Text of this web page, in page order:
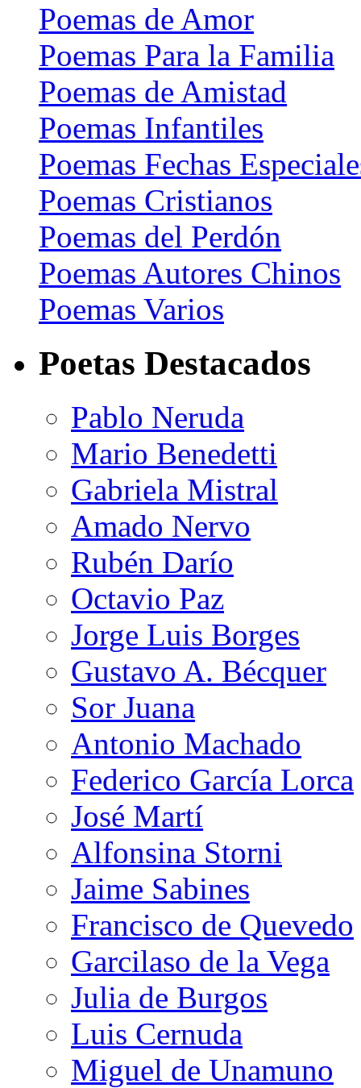
Poemas de Amor
Poemas Para la Familia
Poemas de Amistad
Poemas Infantiles
Poemas Fechas
Poemas Cristianos
Poemas del Perdón
Poemas Autores Chinos
Poemas Varios
Poetas Destacados
Pablo Neruda
Mario Benedetti
Gabriela Mistral
Amado Nervo
Rubén Darío
Octavio Paz
Jorge Luis Borges
Gustavo A. Bécquer
Sor Juana
Antonio Machado
Federico García Lorca
José Martí
Alfonsina Storni
Jaime Sabines
Francisco de Quevedo
Garcilaso de la Vega
Julia de Burgos
Luis Cernuda
Miguel de Unamuno